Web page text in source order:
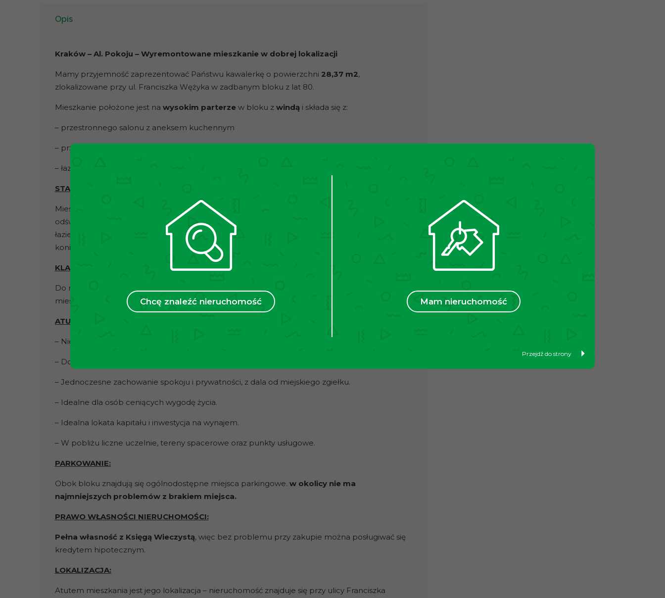
Chcę znaleźć nieruchomość Mam nieruchomość
Przejdź do strony
Opis
Kraków – Al. Pokoju – Wyremontowane mieszkanie w dobrej lokalizacji
Mamy przyjemność zaprezentować Państwu kawalerkę o powierzchni 28,37 m2,
zlokalizowane przy ul. Franciszka Wężyka w zadbanym bloku z lat 80.
Mieszkanie położone jest na wysokim parterze w bloku z windą i składa się z:
– przestronnego salonu z aneksem kuchennym
– przedpokoju
– łazienki
STAN NIERUCHOMOŚCI:
Mieszkanie jest w bardzo dobrym stanie technicznym i wizualnym. Rok temu zostało
odświeżone i wyremontowane — wymieniono instalacje, meble oraz przeprowadzono remont
łazienki. Dzięki temu lokal jest zadbany, funkcjonalny i gotowy do wprowadzenia bez
konieczności ponoszenia dodatkowych nakładów finansowych.
KLATKA SCHODOWA:
Do mieszkania prowadzi
mieszkańców.
ATUTY:
– Niewymagany nakład finansowy
– Doskonała lokalizacja nie daleko centrum miasta.
– Jednoczesne zachowanie spokoju i prywatności, z dala od miejskiego zgiełku.
– Idealne dla osób ceniących wygodę życia.
– Idealna lokata kapitału i inwestycja na wynajem.
– W pobliżu liczne uczelnie, tereny spacerowe oraz punkty usługowe.
PARKOWANIE:
Obok bloku znajdują się ogólnodostępne miejsca parkingowe. w okolicy nie ma
najmniejszych problemów z brakiem miejsca.
PRAWO WŁASNOŚCI NIERUCHOMOŚCI:
Pełna własność z Księgą Wieczystą, więc bez problemu przy zakupie można posługiwać się
kredytem hipotecznym.
LOKALIZACJA:
Atutem mieszkania jest jego lokalizacja – nieruchomość znajduje się przy ulicy Franciszka